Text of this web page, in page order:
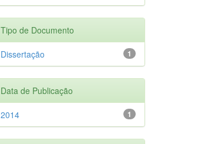
Tipo de Documento
1
Dissertação
Data de Publicação
1
2014